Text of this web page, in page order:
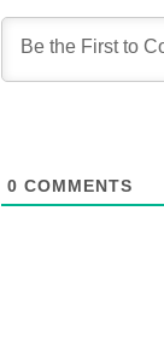
0 COMMENTS